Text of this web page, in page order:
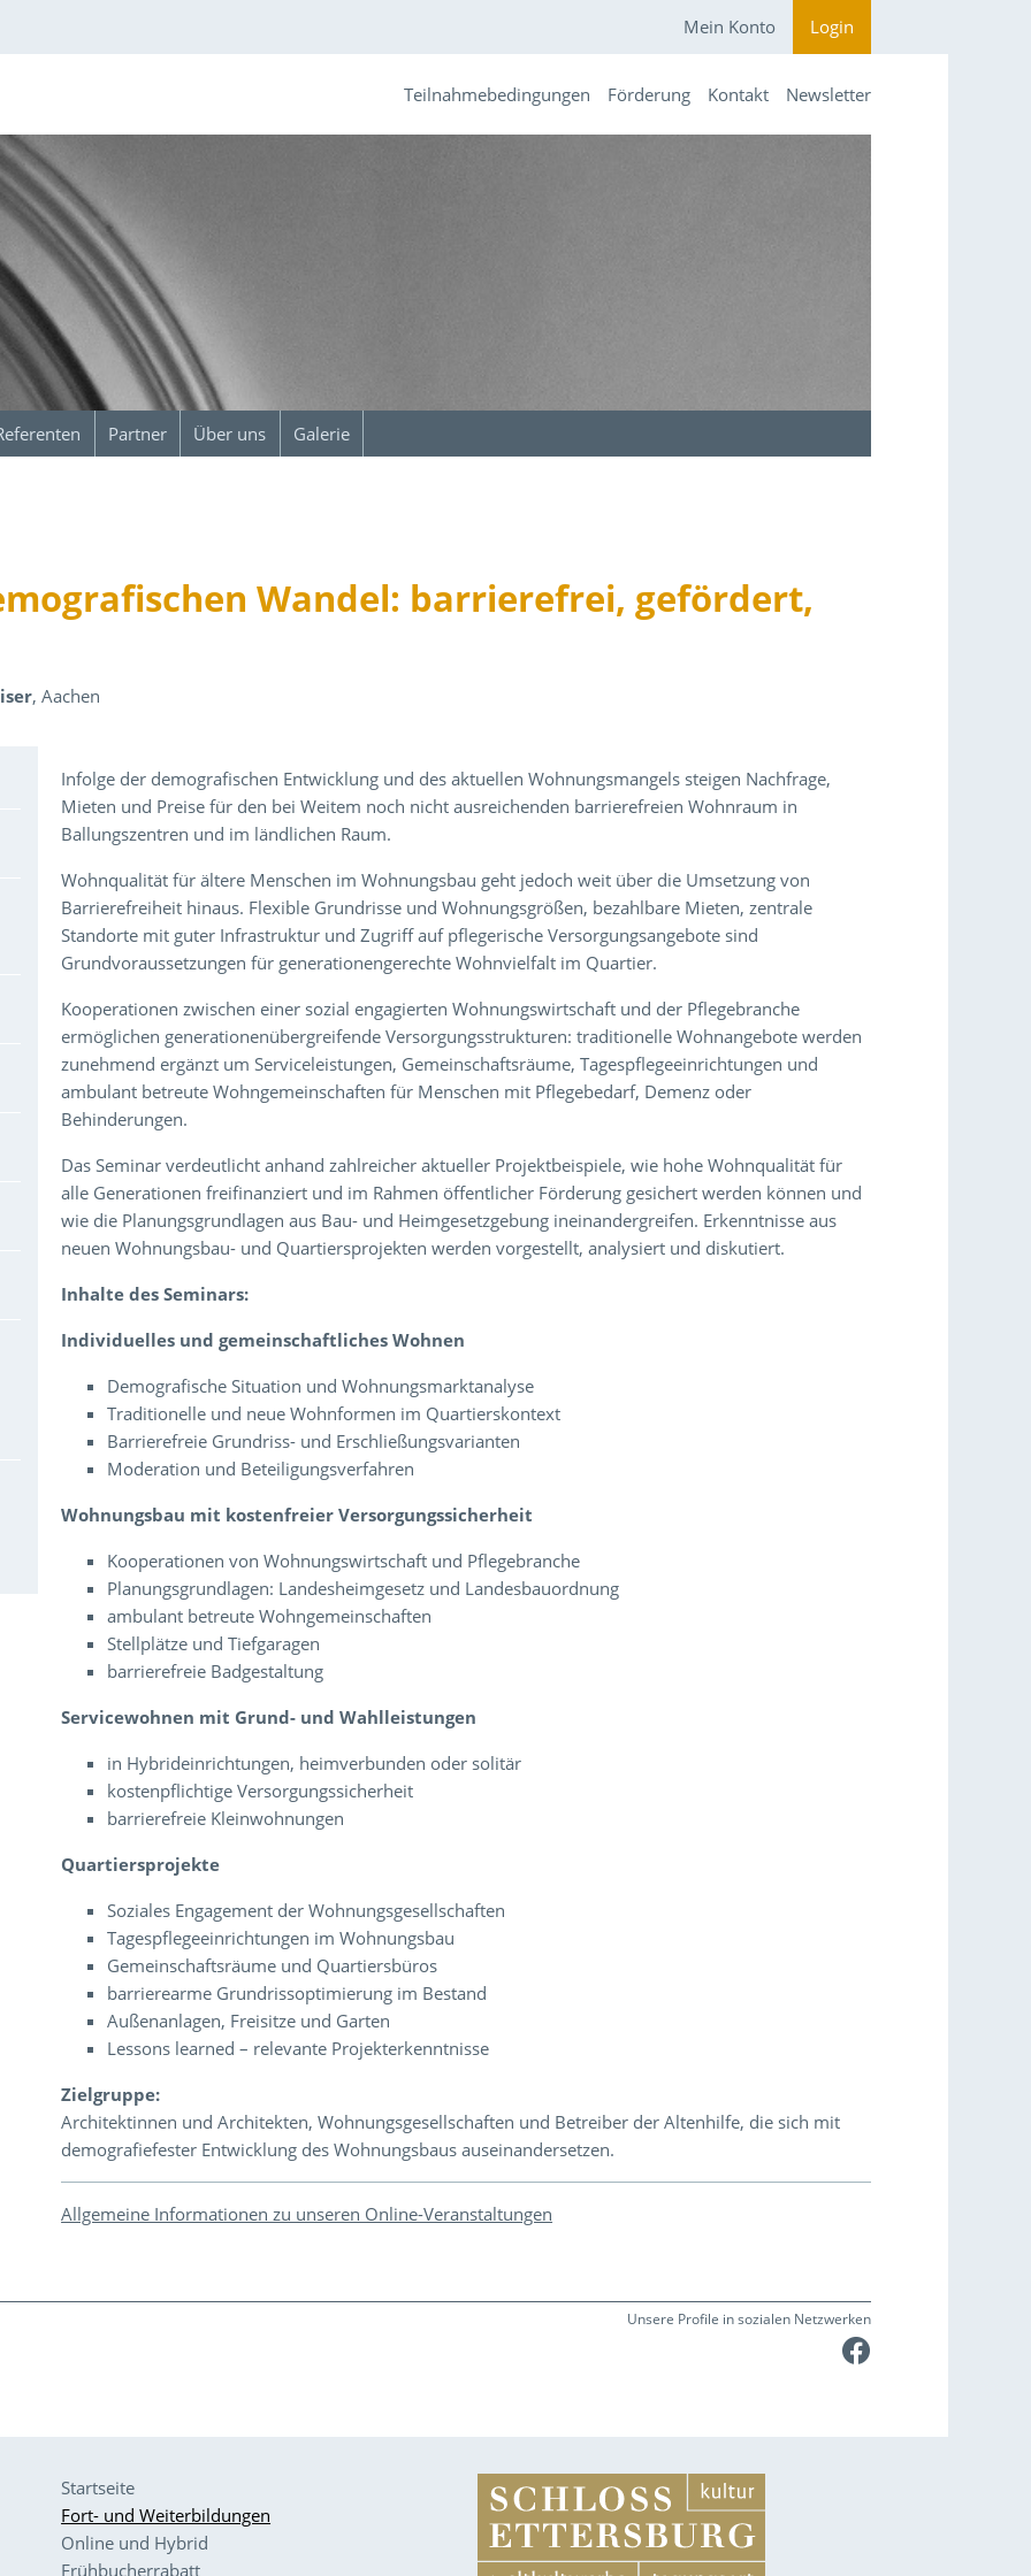
Mein Konto Login
Partner Über uns Galerie
Teilnahmebedingungen Förderung Kontakt Newsletter
Wandel: barrierefrei, gefördert,
, Aachen
Infolge der demografischen Entwicklung und des aktuellen Wohnungsmangels steigen Nachfrage,
Mieten und Preise für den bei Weitem noch nicht ausreichenden barrierefreien Wohnraum in
Ballungszentren und im ländlichen Raum.
Wohnqualität für ältere Menschen im Wohnungsbau geht jedoch weit über die Umsetzung von
Barrierefreiheit hinaus. Flexible Grundrisse und Wohnungsgrößen, bezahlbare Mieten, zentrale
Standorte mit guter Infrastruktur und Zugriff auf pflegerische Versorgungsangebote sind
Grundvoraussetzungen für generationengerechte Wohnvielfalt im Quartier.
Kooperationen zwischen einer sozial engagierten Wohnungswirtschaft und der Pflegebranche
ermöglichen generationenübergreifende Versorgungsstrukturen: traditionelle Wohnangebote werden
zunehmend ergänzt um Serviceleistungen, Gemeinschaftsräume, Tagespflegeeinrichtungen und
ambulant betreute Wohngemeinschaften für Menschen mit Pflegebedarf, Demenz oder
Behinderungen.
Das Seminar verdeutlicht anhand zahlreicher aktueller Projektbeispiele, wie hohe Wohnqualität für
alle Generationen freifinanziert und im Rahmen öffentlicher Förderung gesichert werden können und
wie die Planungsgrundlagen aus Bau- und Heimgesetzgebung ineinandergreifen. Erkenntnisse aus
neuen Wohnungsbau- und Quartiersprojekten werden vorgestellt, analysiert und diskutiert.
Inhalte des Seminars:
Individuelles und gemeinschaftliches Wohnen
Demografische Situation und Wohnungsmarktanalyse
Traditionelle und neue Wohnformen im Quartierskontext
Barrierefreie Grundriss- und Erschließungsvarianten
Moderation und Beteiligungsverfahren
Wohnungsbau mit kostenfreier Versorgungssicherheit
Kooperationen von Wohnungswirtschaft und Pflegebranche
Planungsgrundlagen: Landesheimgesetz und Landesbauordnung
ambulant betreute Wohngemeinschaften
Stellplätze und Tiefgaragen
barrierefreie Badgestaltung
Servicewohnen mit Grund- und Wahlleistungen
in Hybrideinrichtungen, heimverbunden oder solitär
kostenpflichtige Versorgungssicherheit
barrierefreie Kleinwohnungen
Quartiersprojekte
Soziales Engagement der Wohnungsgesellschaften
Tagespflegeeinrichtungen im Wohnungsbau
Gemeinschaftsräume und Quartiersbüros
barrierearme Grundrissoptimierung im Bestand
Außenanlagen, Freisitze und Garten
Lessons learned – relevante Projekterkenntnisse
Zielgruppe:
Architektinnen und Architekten, Wohnungsgesellschaften und Betreiber der Altenhilfe, die sich mit
demografiefester Entwicklung des Wohnungsbaus auseinandersetzen.
Allgemeine Informationen zu unseren Online-Veranstaltungen
Unsere Profile in sozialen Netzwerken
Startseite
Fort- und Weiterbildungen
Online und Hybrid
Frühbucherrabatt